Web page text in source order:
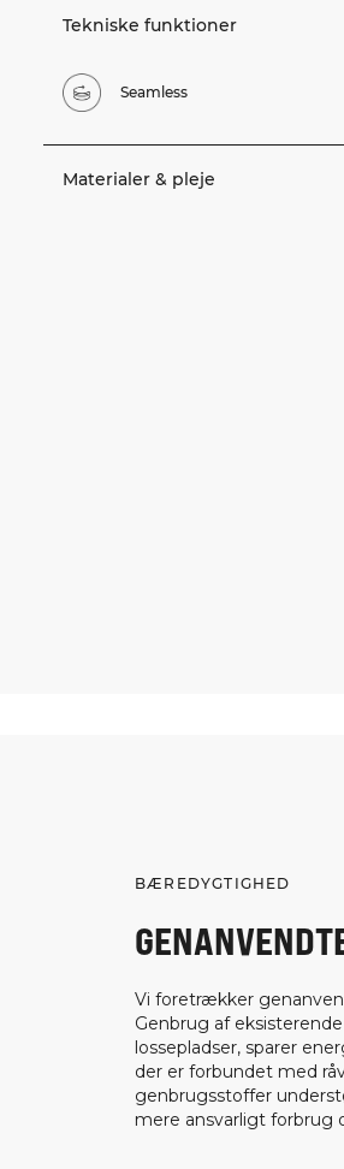
Tekniske funktioner
Seamless
Materialer & pleje
BÆREDYGTIGHED
Vi foretrækker
Genbrug af
lossepladser, sparer
der er forbundet med
genbrugsstoffer
mere ansvarligt